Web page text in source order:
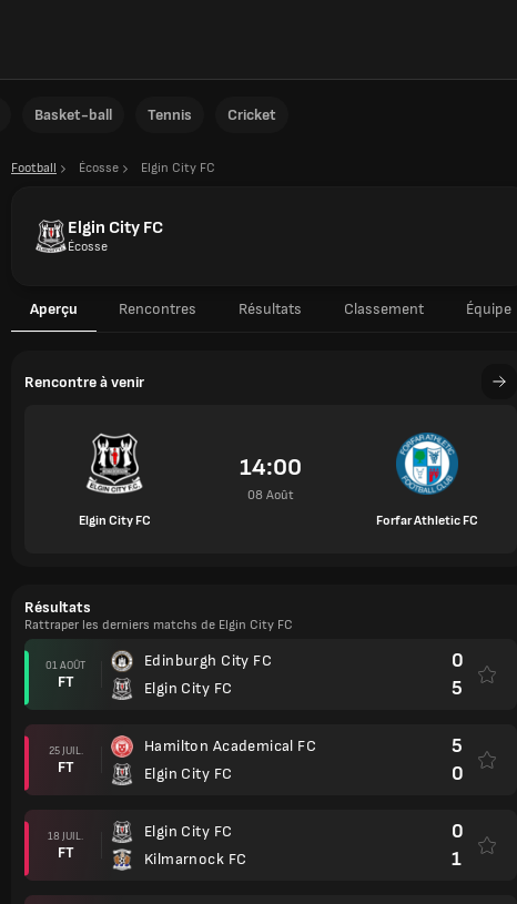
Basket-ball Tennis Cricket
Football Écosse Elgin City FC
Elgin City FC
Écosse
Aperçu Rencontres Résultats Classement Équipe
Rencontre à venir
Elgin City FC
14:00
08 Août
Forfar Athletic FC
Résultats
Rattraper les derniers matchs de Elgin City FC
01 AOÛT
FT
Edinburgh City FC
Elgin City FC
0
5
25 JUIL.
FT
Hamilton Academical FC
Elgin City FC
5
0
18 JUIL.
FT
Elgin City FC
Kilmarnock FC
0
1